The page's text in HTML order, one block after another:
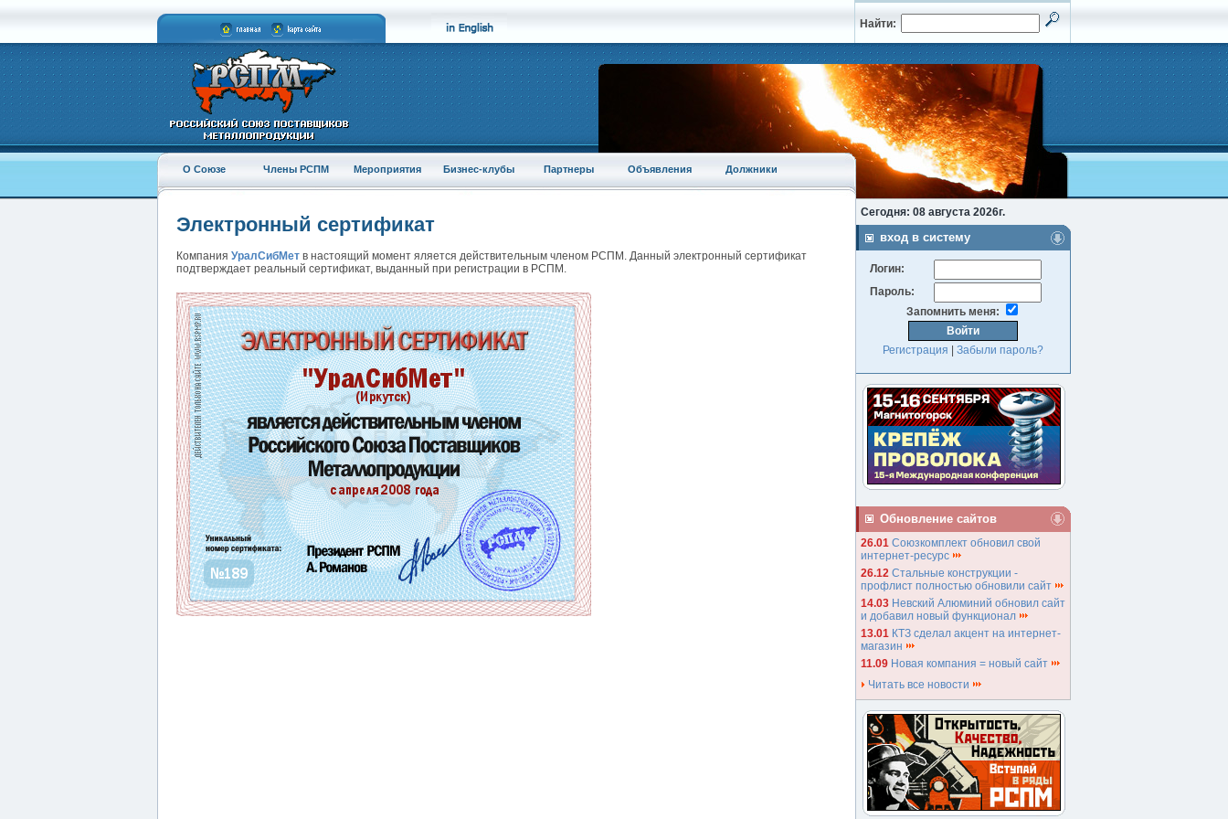
Найти:
О Союзе Члены РСПМ Мероприятия Бизнес-клубы Партнеры Объявления Должники
Электронный сертификат
Компания УралСибМет в настоящий момент яляется действительным членом РСПМ. Данный электронный сертификат
подтверждает реальный сертификат, выданный при регистрации в РСПМ.
Сегодня: 08 августа 2026г.
вход в систему
Логин:
Пароль:
Запомнить меня:
Регистрация Забыли пароль?
Обновление сайтов
26.01 Союзкомплект обновил свой
интернет-ресурс
26.12 Стальные конструкции -
профлист полностью обновили сайт
14.03 Невский Алюминий обновил сайт
и добавил новый функционал
13.01 КТЗ сделал акцент на интернет-
магазин
11.09 Новая компания = новый сайт
Читать все новости